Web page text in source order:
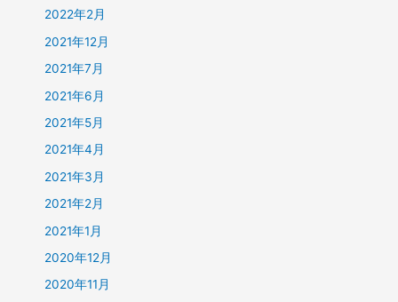
2022年2月
2021年12月
2021年7月
2021年6月
2021年5月
2021年4月
2021年3月
2021年2月
2021年1月
2020年12月
2020年11月